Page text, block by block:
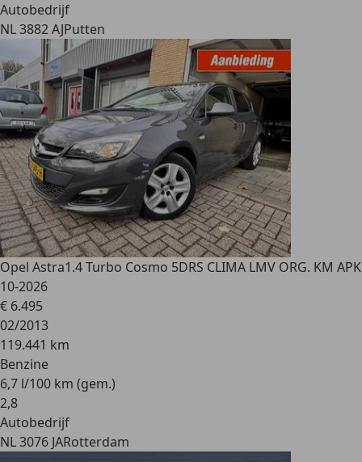
Autobedrijf
NL 3882 AJPutten
Opel Astra1.4 Turbo Cosmo 5DRS CLIMA LMV ORG. KM APK
10-2026
€ 6.495
02/2013
119.441 km
Benzine
6,7 l/100 km (gem.)
2,8
Autobedrijf
NL 3076 JARotterdam